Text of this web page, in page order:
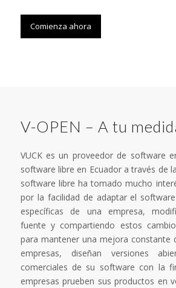
Comienza ahora
V-OPEN – A tu
VUCK es un proveedor de software
software libre en Ecuador a través de
software libre ha tomado mucho
por la facilidad de adaptar el
específicas de una empresa,
fuente y compartiendo estos
para mantener una mejora constante
empresas, diseñan versiones
comerciales de su software con la
empresas prueben sus productos en